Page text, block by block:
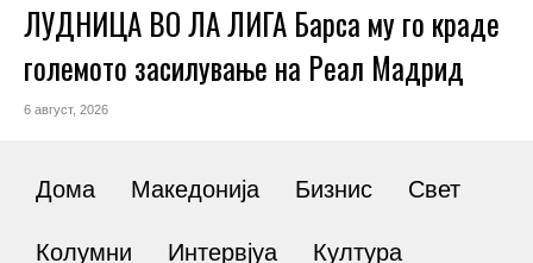
ЛУДНИЦА ВО ЛА ЛИГА Барса му го краде
големото засилување на Реал Мадрид
6 август, 2026
Дома Македонија Бизнис Свет
Колумни Интервјуа Култура